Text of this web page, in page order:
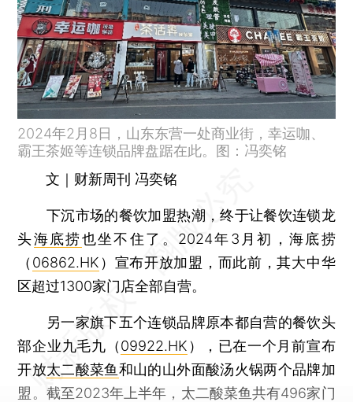
2024年2月8日，山东东营一处商业街，幸运咖、
霸王茶姬等连锁品牌盘踞在此。图：冯奕铭
文｜财新周刊 冯奕铭
下沉市场的餐饮加盟热潮，终于让餐饮连锁龙
头海底捞也坐不住了。2024年3月初，海底捞
（ 06862.HK ）宣布开放加盟，而此前，其大中华
区超过1300家门店全部自营。
另一家旗下五个连锁品牌原本都自营的餐饮头
部企业九毛九（09922.HK ），已在一个月前宣布
开放太二酸菜鱼和山的山外面酸汤火锅两个品牌加
盟。截至2023年上半年，太二酸菜鱼共有496家门